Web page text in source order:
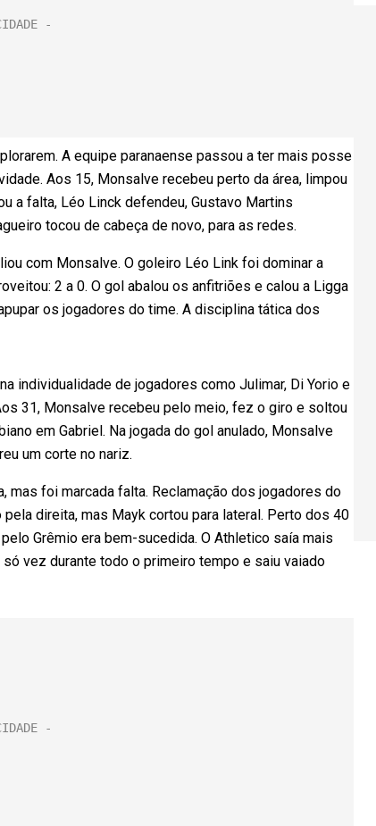
A equipe paranaense passou a ter mais posse
Aos 15, Monsalve recebeu perto da área, limpou
a falta, Léo Linck defendeu, Gustavo Martins
tocou de cabeça de novo, para as redes.
com Monsalve. O goleiro Léo Link foi dominar a
2 a 0. O gol abalou os anfitriões e calou a Ligga
os jogadores do time. A disciplina tática dos
individualidade de jogadores como Julimar, Di Yorio e
31, Monsalve recebeu pelo meio, fez o giro e soltou
em Gabriel. Na jogada do gol anulado, Monsalve
um corte no nariz.
mas foi marcada falta. Reclamação dos jogadores do
direita, mas Mayk cortou para lateral. Perto dos 40
Grêmio era bem-sucedida. O Athletico saía mais
vez durante todo o primeiro tempo e saiu vaiado